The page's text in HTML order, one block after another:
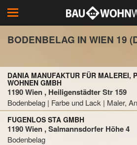
Toggle
navigation
BODENBELAG IN WIEN 19
DANIA MANUFAKTUR FÜR MALEREI,
WOHNEN GMBH
1190 Wien , Heiligenstädter Str 159
FUGENLOS STA GMBH
1190 Wien , Salmannsdorfer Höhe 4
Bodenbelag